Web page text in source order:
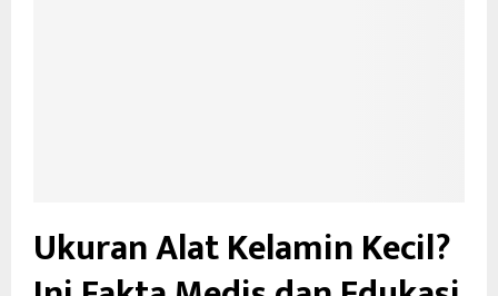
Ukuran Alat Kelamin Kecil?